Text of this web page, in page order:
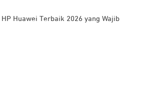
Huawei Terbaik 2026 yang Wajib